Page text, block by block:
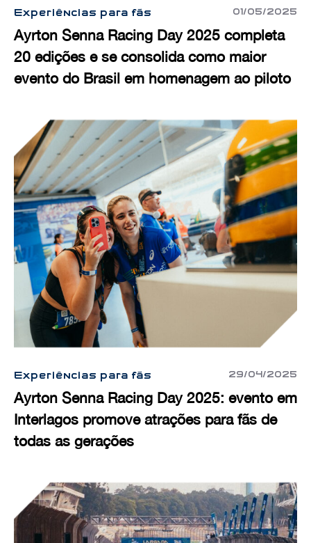
Experiências para fãs 01/05/2025
Ayrton Senna Racing Day 2025 completa
20 edições e se consolida como maior
evento do Brasil em homenagem ao piloto
Experiências para fãs 29/04/2025
Ayrton Senna Racing Day 2025: evento em
Interlagos promove atrações para fãs de
todas as gerações